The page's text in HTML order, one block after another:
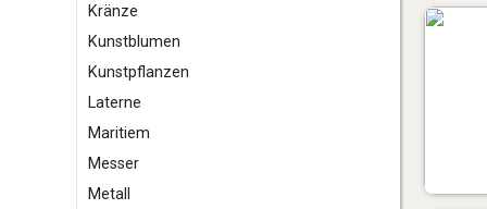
Kränze
Kunstblumen
Kunstpflanzen
Laterne
Maritiem
Messer
Metall